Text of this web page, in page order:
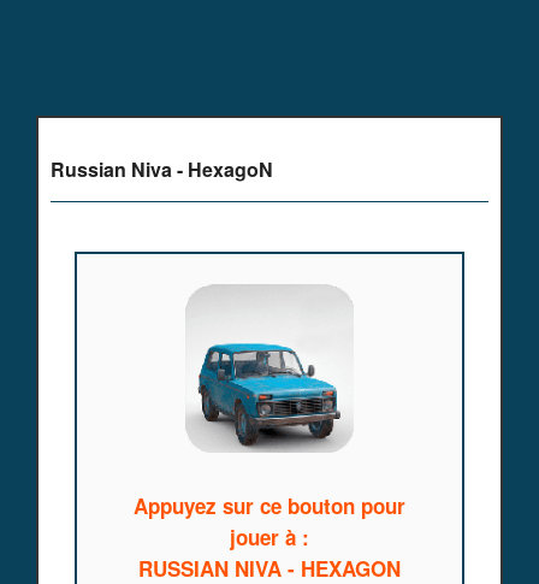
Russian Niva - HexagoN
Appuyez sur ce bouton pour
jouer à :
RUSSIAN NIVA - HEXAGON